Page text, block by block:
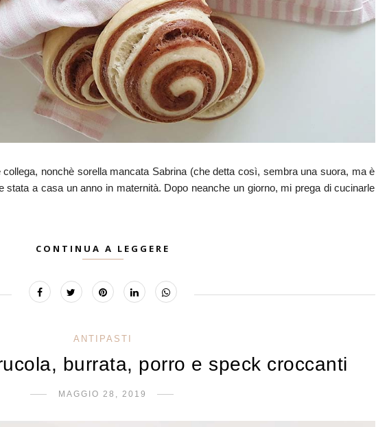
nonchè sorella mancata Sabrina (che detta così, sembra una suora, ma è
stata a casa un anno in maternità. Dopo neanche un giorno, mi prega di cucinarle
CONTINUA A LEGGERE
ANTIPASTI
burrata, porro e speck croccanti
MAGGIO 28, 2019